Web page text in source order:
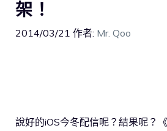
架！
2014/03/21 作者: Mr. Qoo
說好的iOS今冬配信呢？結果呢？